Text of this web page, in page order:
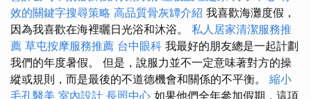
效的關鍵字搜尋策略 高品質骨灰罈介紹 我喜歡海灘度假，
因為我喜歡在海裡曬日光浴和沐浴。 私人居家清潔服務推
薦 草屯按摩服務推薦 台中眼科 我最好的朋友總是一起計劃
我們的年度暑假。 但是，說服力並不一定意味著對方的操
縱或規則，而是最後的不道德機會和關係的不平衡。 縮小
毛孔醫美 室內設計 長照中心 如果他們全年參加假期，這項